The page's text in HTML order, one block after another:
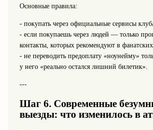
Основные правила:
- покупать через официальные сервисы
- если покупаешь через людей — только
контакты, которых рекомендуют в фанатских
- не переводить предоплату «ноунейму»
у него «реально остался лишний билетик».
---
Шаг 6. Современные
выезды: что изменилось в